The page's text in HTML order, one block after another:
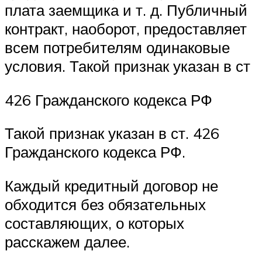
плата заемщика и т. д. Публичный
контракт, наоборот, предоставляет
всем потребителям одинаковые
условия. Такой признак указан в ст
426 Гражданского кодекса РФ
Такой признак указан в ст. 426
Гражданского кодекса РФ.
Каждый кредитный договор не
обходится без обязательных
составляющих, о которых
расскажем далее.